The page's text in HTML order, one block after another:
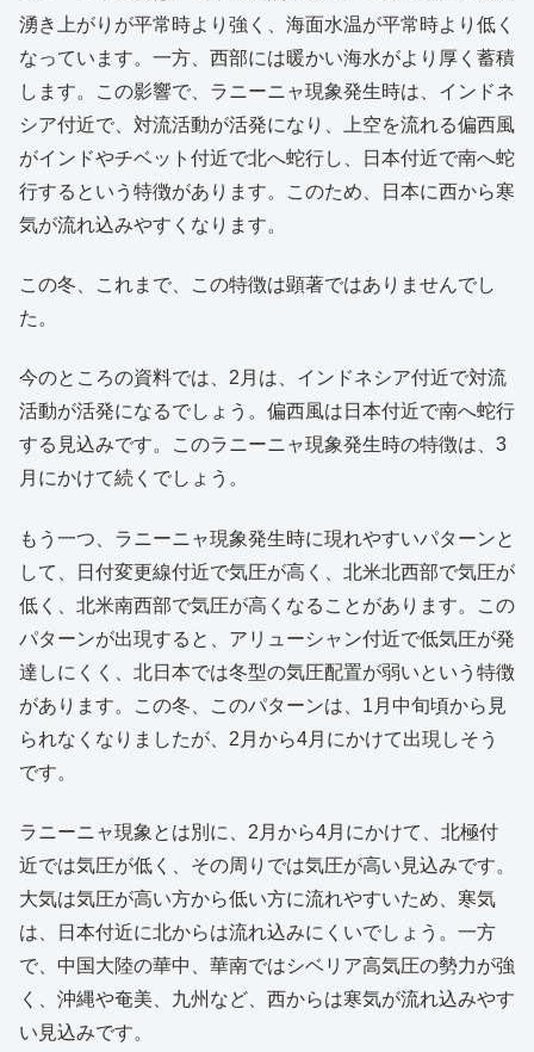
湧き上がりが平常時より強く、海面水温が平常時より低く
なっています。一方、西部には暖かい海水がより厚く蓄積
します。この影響で、ラニーニャ現象発生時は、インドネ
シア付近で、対流活動が活発になり、上空を流れる偏西風
がインドやチベット付近で北へ蛇行し、日本付近で南へ蛇
行するという特徴があります。このため、日本に西から寒
気が流れ込みやすくなります。
この冬、これまで、この特徴は顕著ではありませんでし
た。
今のところの資料では、2月は、インドネシア付近で対流
活動が活発になるでしょう。偏西風は日本付近で南へ蛇行
する見込みです。このラニーニャ現象発生時の特徴は、3
月にかけて続くでしょう。
もう一つ、ラニーニャ現象発生時に現れやすいパターンと
して、日付変更線付近で気圧が高く、北米北西部で気圧が
低く、北米南西部で気圧が高くなることがあります。この
パターンが出現すると、アリューシャン付近で低気圧が発
達しにくく、北日本では冬型の気圧配置が弱いという特徴
があります。この冬、このパターンは、1月中旬頃から見
られなくなりましたが、2月から4月にかけて出現しそう
です。
ラニーニャ現象とは別に、2月から4月にかけて、北極付
近では気圧が低く、その周りでは気圧が高い見込みです。
大気は気圧が高い方から低い方に流れやすいため、寒気
は、日本付近に北からは流れ込みにくいでしょう。一方
で、中国大陸の華中、華南ではシベリア高気圧の勢力が強
く、沖縄や奄美、九州など、西からは寒気が流れ込みやす
い見込みです。